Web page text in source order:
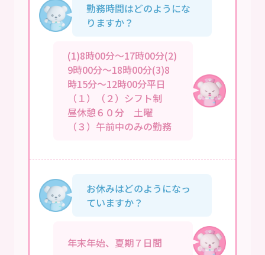
勤務時間はどのようにな
りますか？
(1)8時00分～17時00分(2)
9時00分～18時00分(3)8
時15分～12時00分平日
（１）（２）シフト制
昼休憩６０分 土曜
（３）午前中のみの勤務
お休みはどのようになっ
ていますか？
年末年始、夏期７日間